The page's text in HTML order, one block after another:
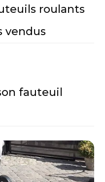
roulants
vendus
fauteuil